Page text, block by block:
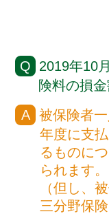
2019年10
険料の損
被保険者
年度に支
るものに
られます。
（但し、
三分野保